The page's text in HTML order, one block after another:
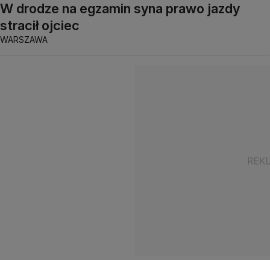
W drodze na egzamin syna prawo jazdy
stracił ojciec
WARSZAWA